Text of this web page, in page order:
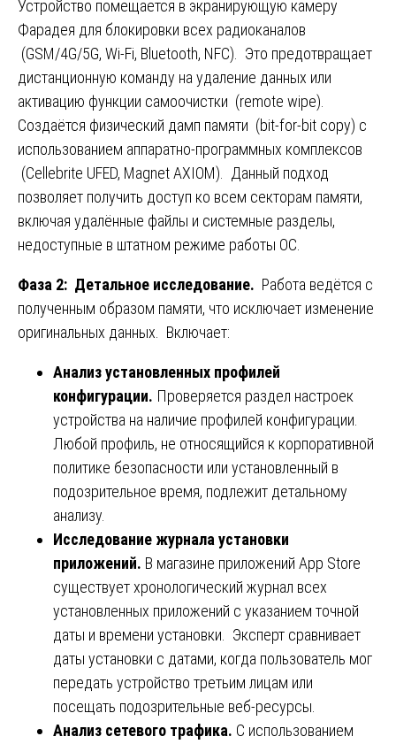
Устройство помещается в экранирующую камеру
Фарадея для блокировки всех радиоканалов
(GSM/4G/5G, Wi-Fi, Bluetooth, NFC). Это предотвращает
дистанционную команду на удаление данных или
активацию функции самоочистки (remote wipe).
Создаётся физический дамп памяти (bit-for-bit copy) с
использованием аппаратно-программных комплексов
(Cellebrite UFED, Magnet AXIOM). Данный подход
позволяет получить доступ ко всем секторам памяти,
включая удалённые файлы и системные разделы,
недоступные в штатном режиме работы ОС.
Фаза 2: Детальное исследование. Работа ведётся с
полученным образом памяти, что исключает изменение
оригинальных данных. Включает:
Анализ установленных профилей
конфигурации. Проверяется раздел настроек
устройства на наличие профилей конфигурации.
Любой профиль, не относящийся к корпоративной
политике безопасности или установленный в
подозрительное время, подлежит детальному
анализу.
Исследование журнала установки
приложений. В магазине приложений App Store
существует хронологический журнал всех
установленных приложений с указанием точной
даты и времени установки. Эксперт сравнивает
даты установки с датами, когда пользователь мог
передать устройство третьим лицам или
посещать подозрительные веб-ресурсы.
Анализ сетевого трафика. С использованием